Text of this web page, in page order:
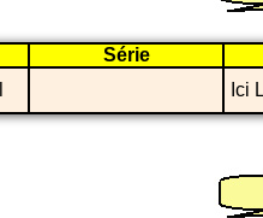
Série
Ici